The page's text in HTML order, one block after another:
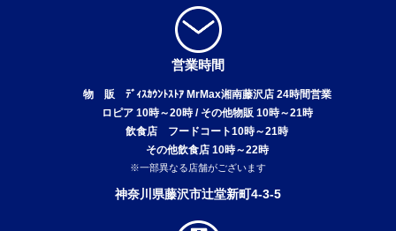
営業時間
物 販 ﾃﾞｨｽｶｳﾝﾄｽﾄｱ MrMax湘南藤沢店 24時間営業
ロピア 10時～20時 / その他物販 10時～21時
飲食店 フードコート10時～21時
その他飲食店 10時～22時
※一部異なる店舗がございます
神奈川県藤沢市辻堂新町4-3-5